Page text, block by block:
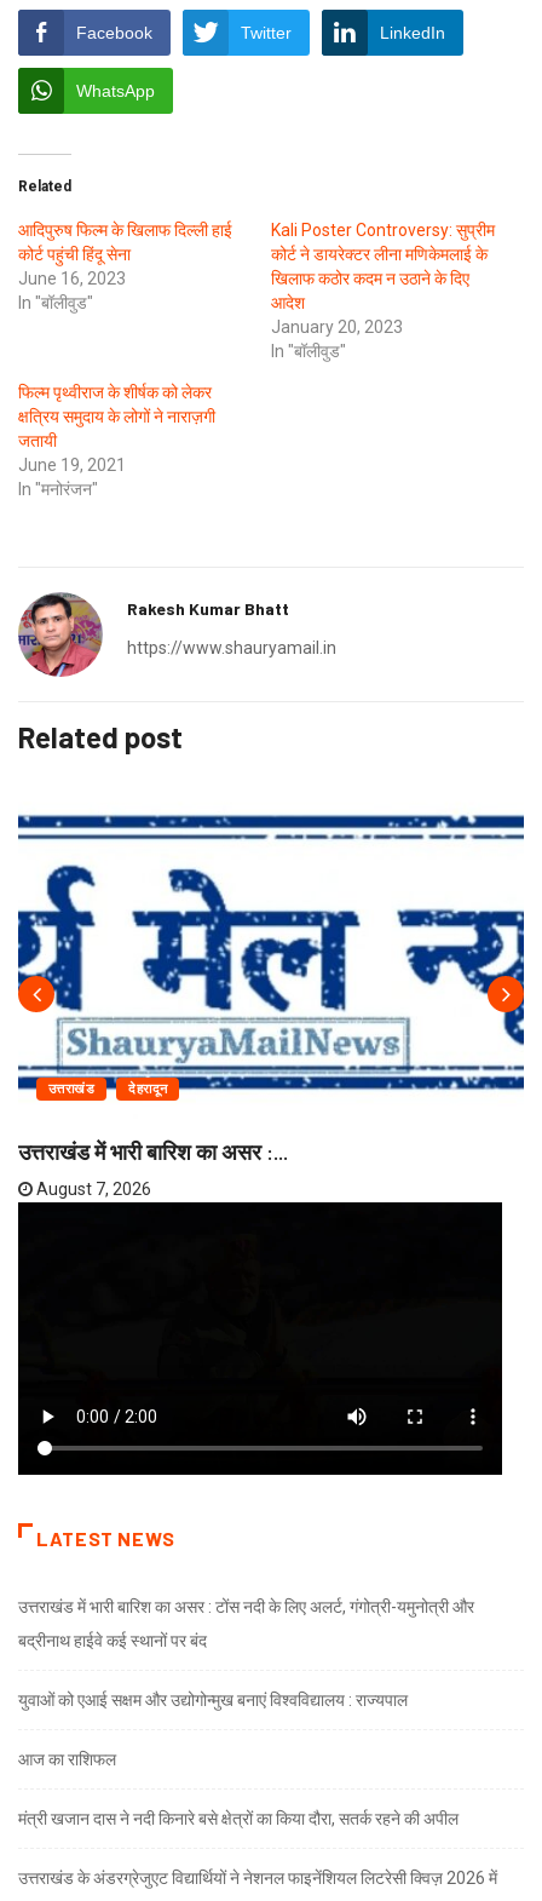
Facebook Twitter LinkedIn
WhatsApp
Related
आदिपुरुष फिल्म के खिलाफ दिल्ली हाई
कोर्ट पहुंची हिंदू सेना
June 16, 2023
In "बॉलीवुड"
Kali Poster Controversy: सुप्रीम
कोर्ट ने डायरेक्टर लीना मणिकेमलाई के
खिलाफ कठोर कदम न उठाने के दिए
आदेश
January 20, 2023
In "बॉलीवुड"
फिल्म पृथ्वीराज के शीर्षक को लेकर
क्षत्रिय समुदाय के लोगों ने नाराज़गी
जतायी
June 19, 2021
In "मनोरंजन"
Rakesh Kumar Bhatt
https://www.shauryamail.in
Related post
उत्तराखंड देहरादून
उत्तराखंड में भारी बारिश का असर :...
August 7, 2026
LATEST NEWS
उत्तराखंड में भारी बारिश का असर : टोंस नदी के लिए अलर्ट, गंगोत्री-यमुनोत्री और
बद्रीनाथ हाईवे कई स्थानों पर बंद
युवाओं को एआई सक्षम और उद्योगोन्मुख बनाएं विश्वविद्यालय : राज्यपाल
आज का राशिफल
मंत्री खजान दास ने नदी किनारे बसे क्षेत्रों का किया दौरा, सतर्क रहने की अपील
उत्तराखंड के अंडरग्रेजुएट विद्यार्थियों ने नेशनल फाइनेंशियल लिटरेसी क्विज़ 2026 में